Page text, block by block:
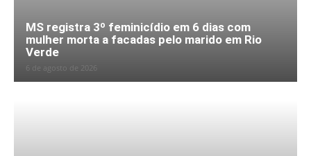
MS registra 3º feminicídio em 6 dias com
mulher morta a facadas pelo marido em Rio
Verde
6 de agosto de 2026